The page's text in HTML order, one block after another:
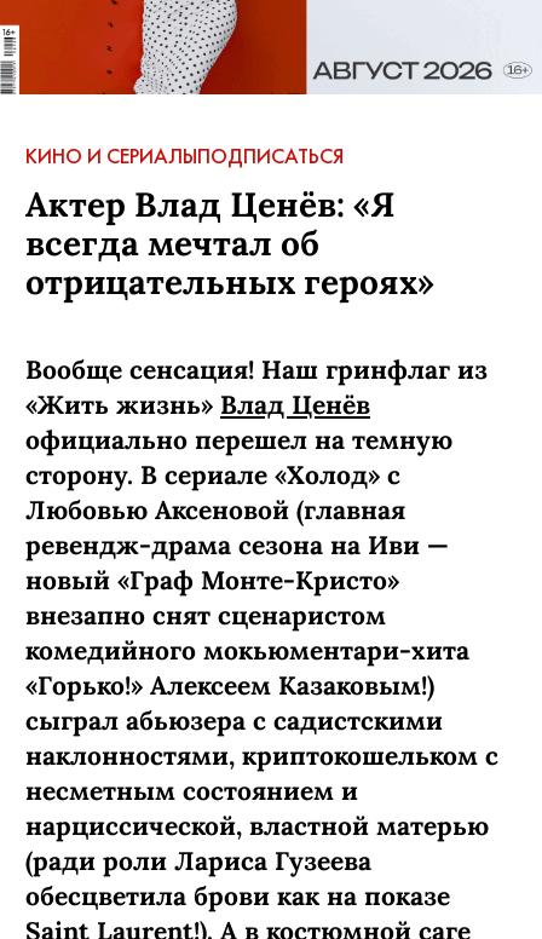
КОММЕНТАРИИ
КИНО И СЕРИАЛЫ ПОДПИСАТЬСЯ
Актер Влад Ценёв: «Я
всегда мечтал об
отрицательных героях»
Вообще сенсация! Наш гринфлаг из
«Жить жизнь»Влад Ценёв
официально перешел на темную
сторону. В сериале «Холод» с